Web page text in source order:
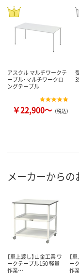
アスクル マルチワークテ
ーブル・マルチワークロ
ングテーブル
￥22,900～ （税込）
メーカーから
【車上渡し】山金工業 ワ
ークテーブル150 軽量
作業…
【
ー
作